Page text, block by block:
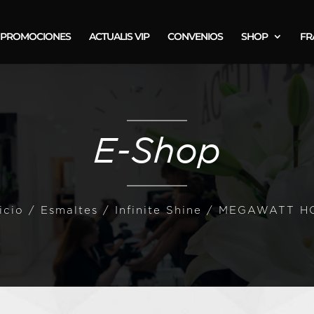
PROMOCIONES ACTUALIS VIP CONVENIOS SHOP
E-Shop
/ Esmaltes / Infinite Shine / MEGAWATT